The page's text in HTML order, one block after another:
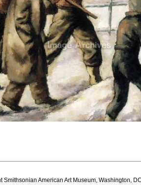
Smithsonian American Art Museum, Washington,